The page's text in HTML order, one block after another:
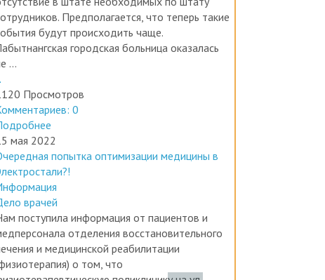
будут происходить чаще.
городская больница оказалась
...
Просмотров
0
мая 2022
попытка оптимизации медицины в
врачей
поступила информация от пациентов и
отделения восстановительного
и медицинской реабилитации
о том, что
поликлинику на ул.